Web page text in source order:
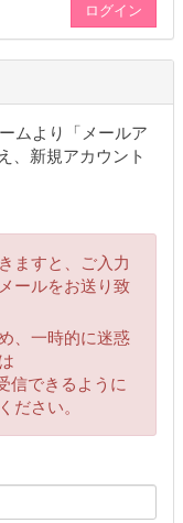
ムより「メールア
、新規アカウント
ますと、ご入力
ールをお送り致
、一時的に迷惑
信できるように
ださい。